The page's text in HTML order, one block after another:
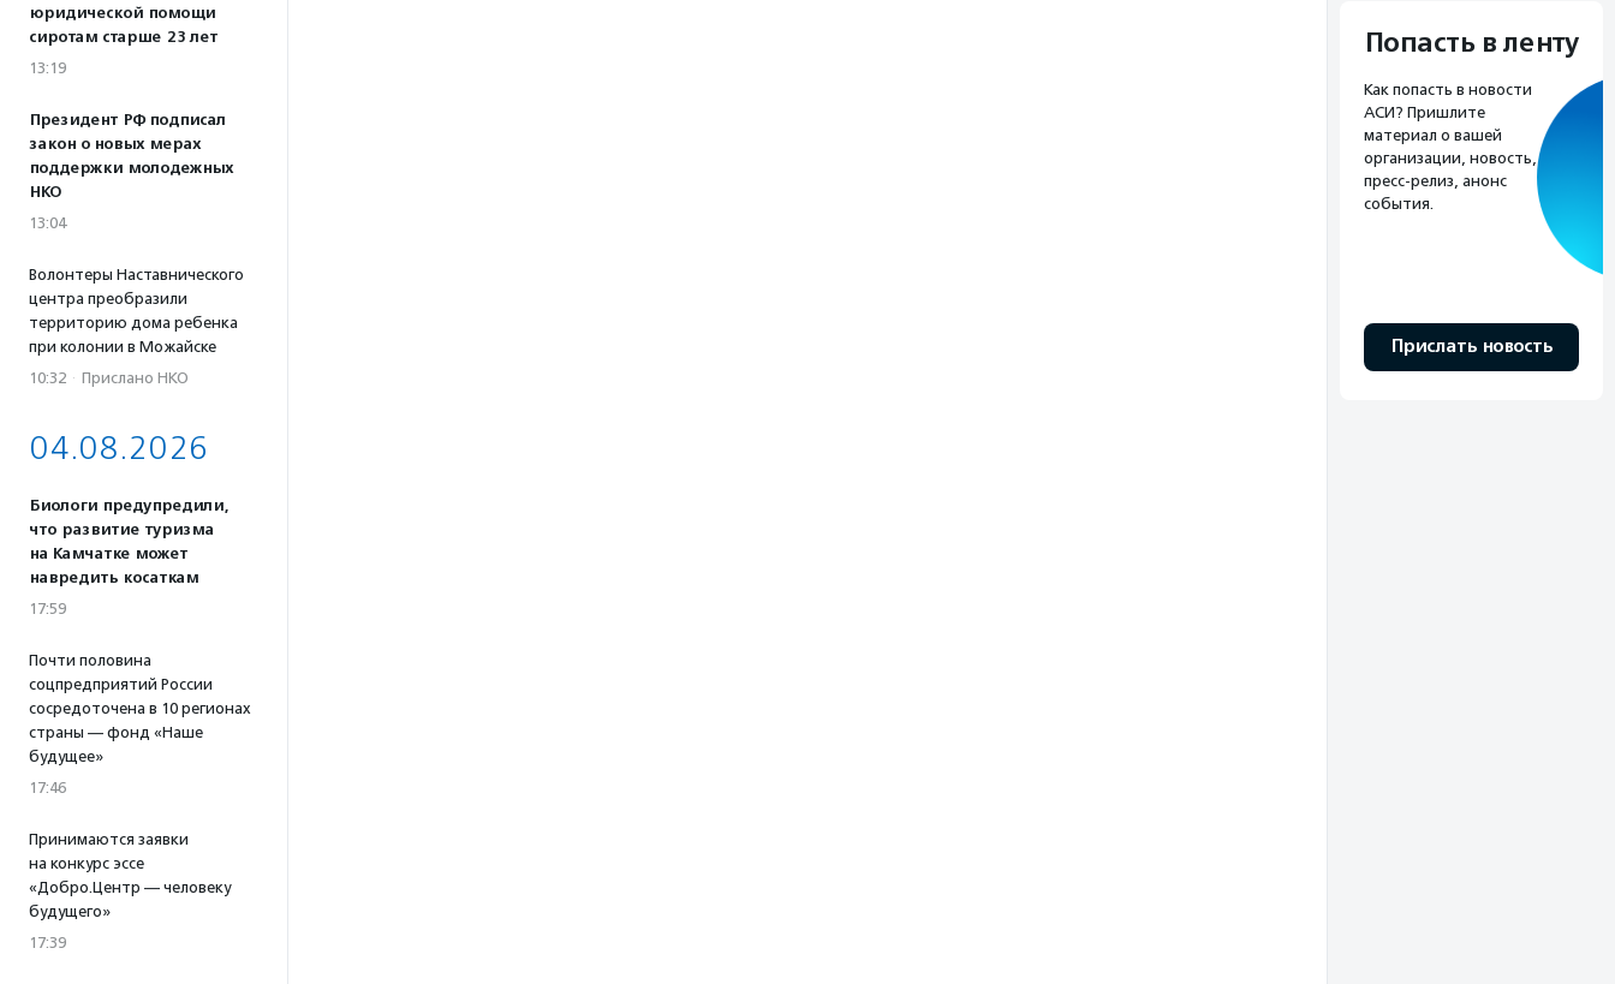
юридической помощи
сиротам старше 23 лет
13:19
Президент РФ подписал
закон о новых мерах
поддержки молодежных
НКО
13:04
Волонтеры Наставнического
центра преобразили
территорию дома ребенка
при колонии в Можайске
10:32 · Прислано НКО
04.08.2026
Биологи предупредили,
что развитие туризма
на Камчатке может
навредить косаткам
17:59
Почти половина
соцпредприятий России
сосредоточена в 10 регионах
страны — фонд «Наше
будущее»
17:46
Принимаются заявки
на конкурс эссе
«Добро.Центр — человеку
будущего»
17:39
Попасть в ленту
Как попасть в новости
АСИ? Пришлите
материал о вашей
организации, новость,
пресс-релиз, анонс
события.
Прислать новость